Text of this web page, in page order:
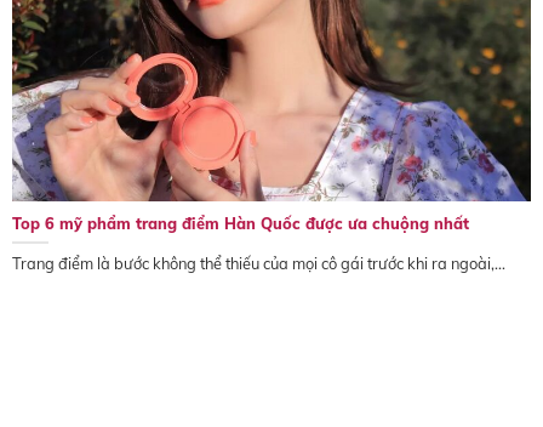
Top 6 mỹ phẩm trang điểm Hàn Quốc được ưa chuộng nhất
Trang điểm là bước không thể thiếu của mọi cô gái trước khi ra ngoài,...